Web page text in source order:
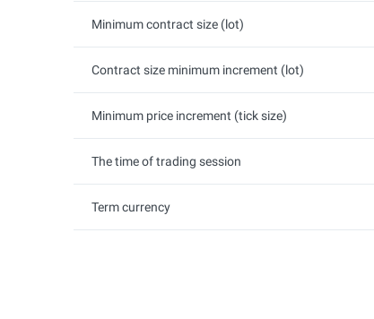
Minimum contract size (lot)
Contract size minimum increment (lot)
Minimum price increment (tick size)
The time of trading session
Term currency